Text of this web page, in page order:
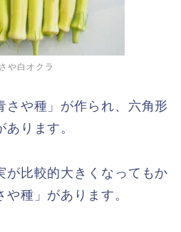
や白オクラ
さや種」が作られ、六角形
ります。
が比較的大きくなってもか
種」があります。